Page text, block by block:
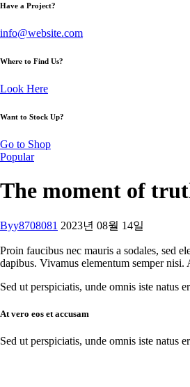
Have a Project?
info@website.com
Where to Find Us?
Look Here
Want to Stock Up?
Go to Shop
Popular
The moment of
Byy8708081 2023년 08월 14일
Proin faucibus nec mauris a sodales, sed
dapibus. Vivamus elementum semper
Sed ut perspiciatis, unde omnis iste natus
At vero eos et accusam
Sed ut perspiciatis, unde omnis iste natus